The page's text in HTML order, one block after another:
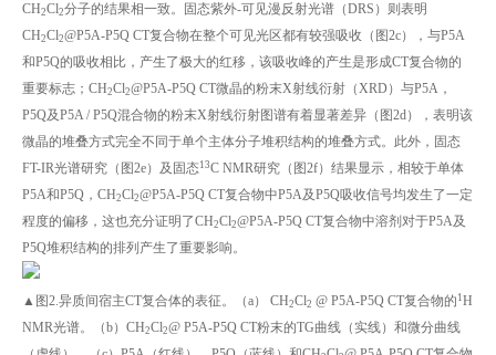
CH2Cl2分子的结果相一致。固态紫外-可见漫反射光谱（DRS）则表明
CH2Cl2@P5A-P5Q CT复合物在整个可见光区都有较强吸收（图2c），与P5A
和P5Q的吸收相比，产生了极大的红移，该吸收峰的产生是形成CT复合物的
重要标志；CH2Cl2@P5A-P5Q CT微晶的粉末X射线衍射（XRD）与P5A，
P5Q及P5A / P5Q混合物的粉末X射线衍射图谱有着显著差异（图2d），表明该
微晶的堆叠方式完全不同于单个主体分子堆积结构的堆叠方式。此外，固态
FT-IR光谱研究（图2e）及固态13C NMR研究（图2f）结果显示，相较于单体
P5A和P5Q，CH2Cl2@P5A-P5Q CT复合物中P5A及P5Q吸收信号均发生了一定
程度的偏移，这也充分证明了CH2Cl2@P5A-P5Q CT复合物中溶剂对于P5A及
P5Q堆积结构的排列产生了重要影响。
▲图2.异质间宿主CT复合体的表征。（a） CH2Cl2 @ P5A-P5Q CT复合物的 1 H
NMR光谱。（b）CH2Cl2@ P5A-P5Q CT粉末的TG曲线（实线）和微分曲线